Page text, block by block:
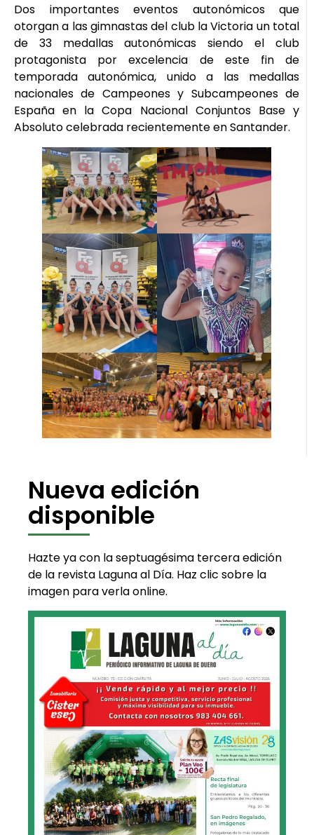
Dos importantes eventos autonómicos que
otorgan a las gimnastas del club la Victoria un total
de 33 medallas autonómicas siendo el club
protagonista por excelencia de este fin de
temporada autonómica, unido a las medallas
nacionales de Campeones y Subcampeones de
España en la Copa Nacional Conjuntos Base y
Absoluto celebrada recientemente en Santander.
Nueva edición
disponible
Hazte ya con la septuagésima tercera edición
de la revista Laguna al Día. Haz clic sobre la
imagen para verla online.